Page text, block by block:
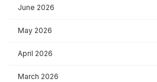
June 2026
May 2026
April 2026
March 2026